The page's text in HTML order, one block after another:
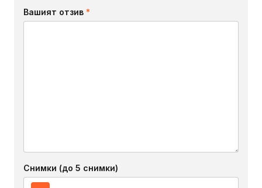
Вашият отзив *
Снимки (до 5 снимки)